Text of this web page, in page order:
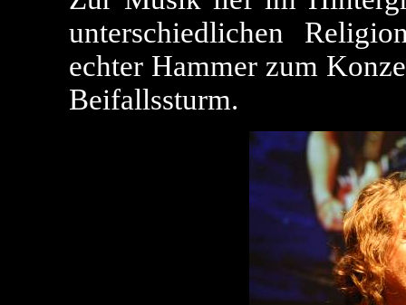
unterschiedlichen
echter Hammer zum
Beifallssturm.